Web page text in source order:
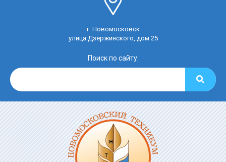
г. Новомосковск
улица Дзержинского, дом 25
Поиск по сайту: